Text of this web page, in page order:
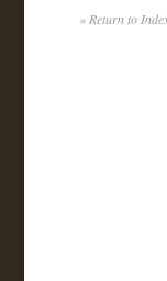
« Return to